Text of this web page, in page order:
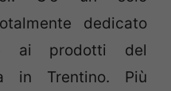
dedicato
e ai prodotti del
in Trentino. Più